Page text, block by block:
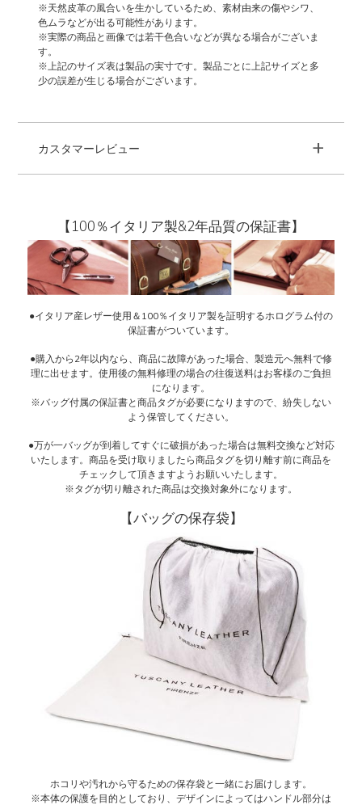
※天然皮革の風合いを生かしているため、素材由来の傷やシワ、
色ムラなどが出る可能性があります。
※実際の商品と画像では若干色合いなどが異なる場合がございま
す。
※上記のサイズ表は製品の実寸です。製品ごとに上記サイズと多
少の誤差が生じる場合がございます。
カスタマーレビュー +
【100％イタリア製&2年品質の保証書】
●イタリア産レザー使用＆100％イタリア製を証明するホログラム付の
保証書がついています。
●購入から2年以内なら、商品に故障があった場合、製造元へ無料で修
理に出せます。使用後の無料修理の場合の往復送料はお客様のご負担
になります。
※バッグ付属の保証書と商品タグが必要になりますので、紛失しない
よう保管してください。
●万が一バッグが到着してすぐに破損があった場合は無料交換など対応
いたします。商品を受け取りましたら商品タグを切り離す前に商品を
チェックして頂きますようお願いいたします。
※タグが切り離された商品は交換対象外になります。
【バッグの保存袋】
ホコリや汚れから守るための保存袋と一緒にお届けします。
※本体の保護を目的としており、デザインによってはハンドル部分は